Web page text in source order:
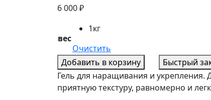
6 000₽
вес
1кг
Очистить
Добавить в корзину
Быстрый
Гель для наращивания и
приятную текстуру, равномерно и